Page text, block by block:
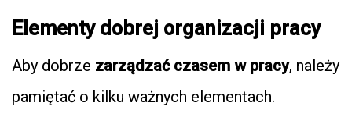
Elementy dobrej organizacji pracy
Aby dobrze zarządzać czasem w pracy, należy
pamiętać o kilku ważnych elementach.